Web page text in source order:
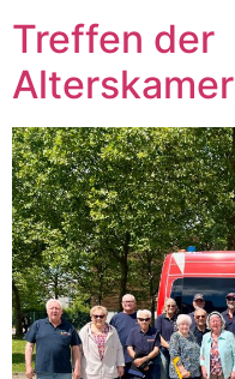
Treffen der